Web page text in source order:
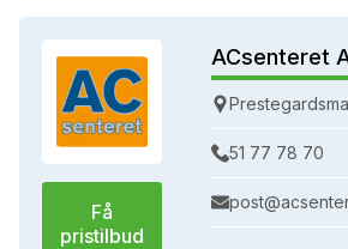
Få
pristilbud
ACsenteret
51 77 78 70